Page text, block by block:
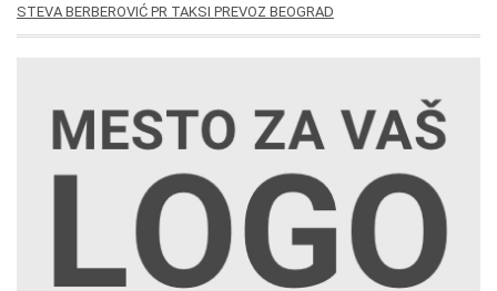
STEVA BERBEROVIĆ PR TAKSI PREVOZ BEOGRAD